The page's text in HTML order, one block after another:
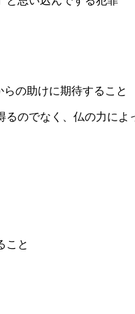
の助けに期待すること
のでなく、仏の力によ
こと